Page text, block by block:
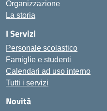
Organizzazione
La storia
I Servizi
Personale scolastico
Famiglie e studenti
Calendari ad uso interno
Tutti i servizi
Novità